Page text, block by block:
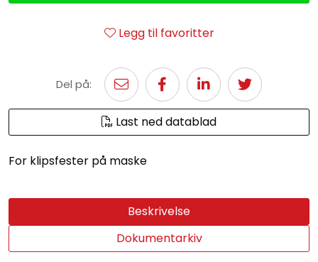
Legg til favoritter
Del på:
Last ned datablad
For klipsfester på maske
Beskrivelse
Dokumentarkiv